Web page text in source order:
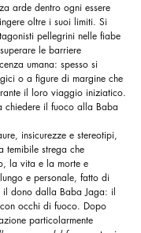
arde dentro ogni essere
oltre i suoi limiti. Si
pellegrini nelle fiabe
le barriere
umana: spesso si
o a figure di margine che
il loro viaggio iniziatico.
chiedere il fuoco alla Baba
insicurezze e stereotipi,
temibile strega che
la vita e la morte e
e personale, fatto di
il dono dalla Baba Jaga: il
occhi di fuoco. Dopo
particolarmente